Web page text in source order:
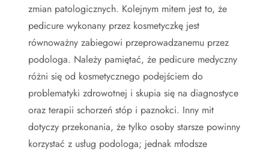
zmian patologicznych. Kolejnym mitem jest to, że
pedicure wykonany przez kosmetyczkę jest
równoważny zabiegowi przeprowadzanemu przez
podologa. Należy pamiętać, że pedicure medyczny
różni się od kosmetycznego podejściem do
problematyki zdrowotnej i skupia się na diagnostyce
oraz terapii schorzeń stóp i paznokci. Inny mit
dotyczy przekonania, że tylko osoby starsze powinny
korzystać z usług podologa; jednak młodsze